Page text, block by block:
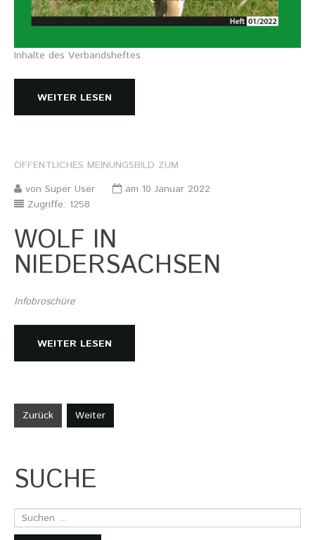
Inhalte des Verbandsheftes.
WEITER LESEN
ÖFFENTLICHES MEINUNGSBILD ZUM
von Super User
am 10 Januar 2022
Zugriffe: 1258
WOLF IN
NIEDERSACHSEN
Infobroschüre
WEITER LESEN
Zurück Weiter
SUCHE
Suchen
...